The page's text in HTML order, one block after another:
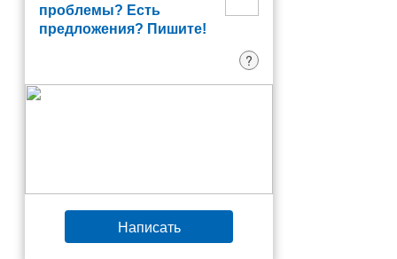
проблемы? Есть
предложения? Пишите!
?
Написать